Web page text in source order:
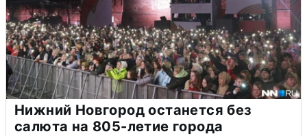
Нижний Новгород останется без
салюта на 805-летие города